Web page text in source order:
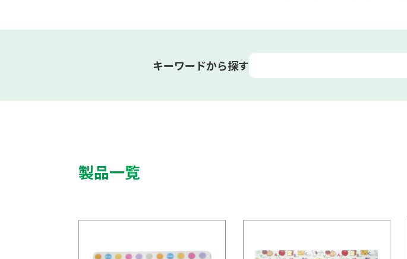
キーワードから探す
製品一覧